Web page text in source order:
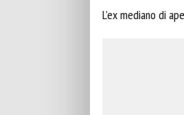
L’ex mediano di